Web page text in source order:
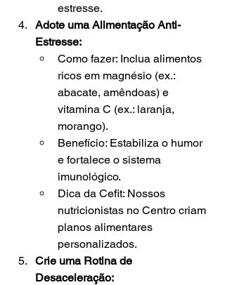
estresse.
Adote uma Alimentação Anti-
Estresse:
Como fazer: Inclua alimentos
ricos em magnésio (ex.:
abacate, amêndoas) e
vitamina C (ex.: laranja,
morango).
Benefício: Estabiliza o humor
e fortalece o sistema
imunológico.
Dica da Cefit: Nossos
nutricionistas no Centro criam
planos alimentares
personalizados.
Crie uma Rotina de
Desaceleração: